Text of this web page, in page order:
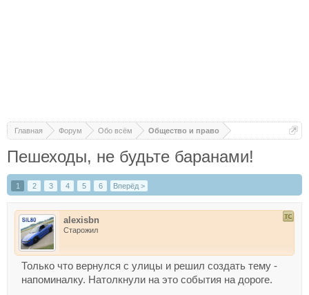
Главная Форум Обо всём Общество и право
Пешеходы, не будьте баранами!
1 2 3 4 5 6 Вперёд >
alexisbn
Старожил
Только что вернулся с улицы и решил создать тему -
напоминалку. Натолкнули на это события на дороге.